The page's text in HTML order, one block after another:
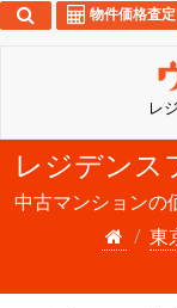
レ
物件価格査定
レジデンス
中古マンションの
東